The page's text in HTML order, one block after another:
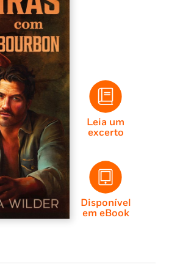
Leia um
excerto
Disponível
em eBook